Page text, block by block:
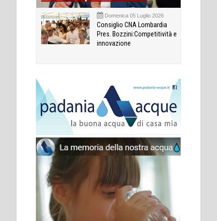
Domenica 05 Luglio 2026
Consiglio CNA Lombardia
Pres. Bozzini:Competitività e
innovazione